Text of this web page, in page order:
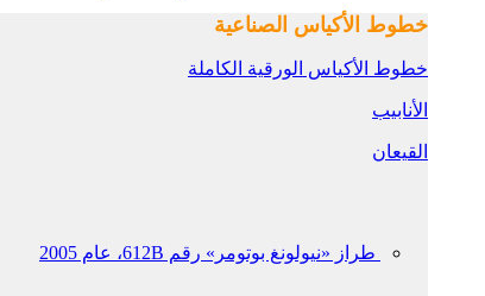
خطوط الأكياس الصناعية
خطوط الأكياس الورقية الكاملة
الأنابيب
القيعان
طراز «نيولونغ بوتومر» رقم 612B، عام 2005